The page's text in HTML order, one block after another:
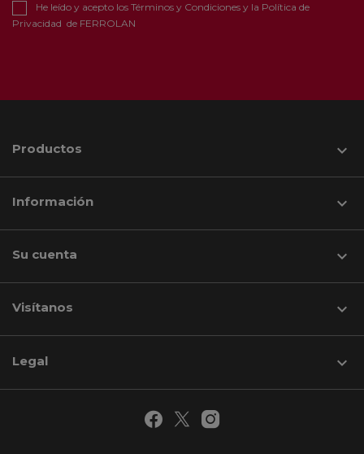
He leído y acepto los Términos y Condiciones y la Política de
Privacidad de FERROLAN
Productos 
Información 
Su cuenta 
Visítanos keyboard_arrow_down
Legal 